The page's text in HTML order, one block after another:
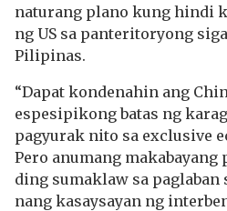
naturang plano kung hindi
ng US sa panteritoryong
Pilipinas.
“Dapat kondenahin ang
espesipikong batas ng
pagyurak nito sa exclusive
Pero anumang makabayang
ding sumaklaw sa paglaban
nang kasaysayan ng